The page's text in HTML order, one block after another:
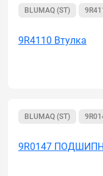
BLUMAQ (ST)
9R4110 Втулка
BLUMAQ (ST)
9R0147